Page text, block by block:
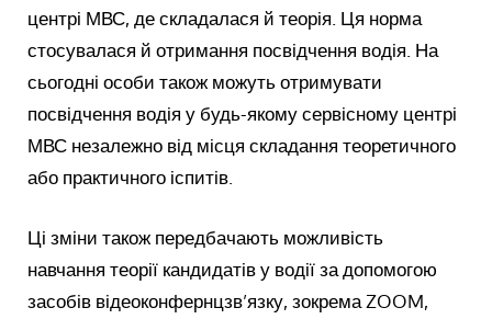
центрі МВС, де складалася й теорія. Ця норма
стосувалася й отримання посвідчення водія. На
сьогодні особи також можуть отримувати
посвідчення водія у будь-якому сервісному центрі
МВС незалежно від місця складання теоретичного
або практичного іспитів.
Ці зміни також передбачають можливість
навчання теорії кандидатів у водії за допомогою
засобів відеоконфернцзв’язку, зокрема ZOOM,